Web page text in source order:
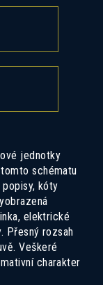
jednotky
schématu
kóty
elektrické
Přesný rozsah
Veškeré
charakter